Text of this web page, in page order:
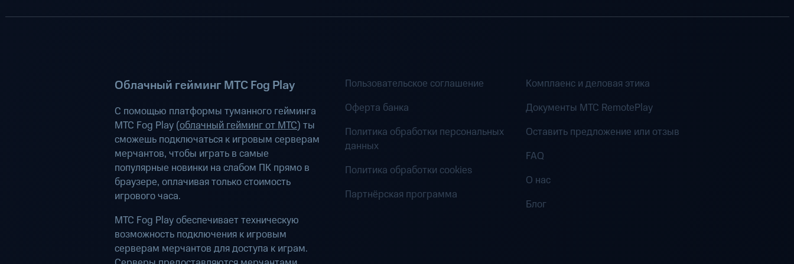
Облачный гейминг МТС Fog Play
С помощью платформы туманного гейминга
МТС Fog Play (облачный гейминг от МТС) ты
сможешь подключаться к игровым серверам
мерчантов, чтобы играть в самые
популярные новинки на слабом ПК прямо в
браузере, оплачивая только стоимость
игрового часа.
МТС Fog Play обеспечивает техническую
возможность подключения к игровым
серверам мерчантов для доступа к играм.
Пользовательское соглашение
Оферта банка
Политика обработки персональных
данных
Политика обработки cookies
Партнёрская программа
Комплаенс и деловая этика
Документы MTC RemotePlay
Оставить предложение или отзыв
FAQ
О нас
Блог